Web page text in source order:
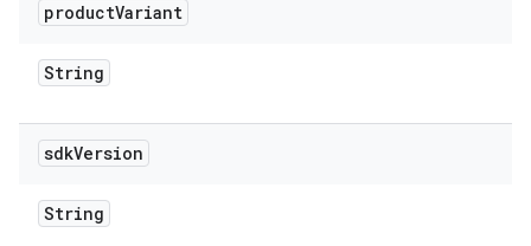
productVariant
String
sdkVersion
String